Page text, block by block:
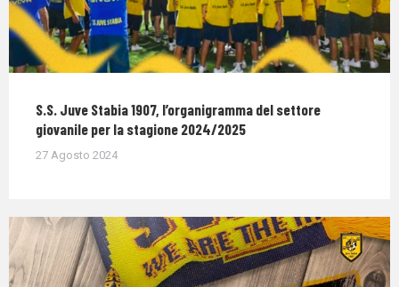
S.S. Juve Stabia 1907, l’organigramma del settore
giovanile per la stagione 2024/2025
27 Agosto 2024